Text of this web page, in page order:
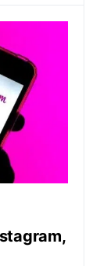
déclare Mark